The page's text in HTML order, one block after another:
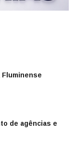
de agências e